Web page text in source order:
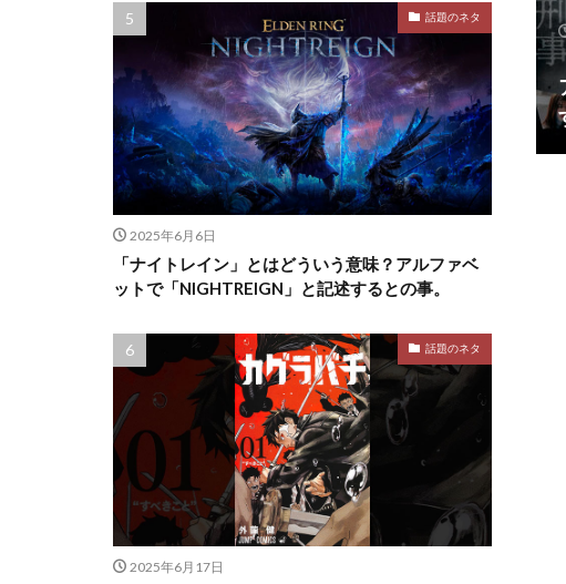
話題のネタ
2025年6月6日
「ナイトレイン」とはどういう意味？アルファベ
ットで「NIGHTREIGN」と記述するとの事。
話題のネタ
2025年6月17日